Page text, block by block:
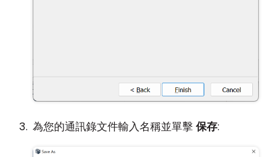
為您的通訊錄文件輸入名稱並單擊 保存: